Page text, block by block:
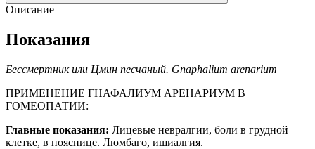
Описание
Показания
Бессмертник или Цмин песчаный. Gnaphalium arenarium
ПРИМЕНЕНИЕ ГНАФАЛИУМ АРЕНАРИУМ В
ГОМЕОПАТИИ:
Главные показания: Лицевые невралгии, боли в грудной
клетке, в пояснице. Люмбаго, ишиалгия.